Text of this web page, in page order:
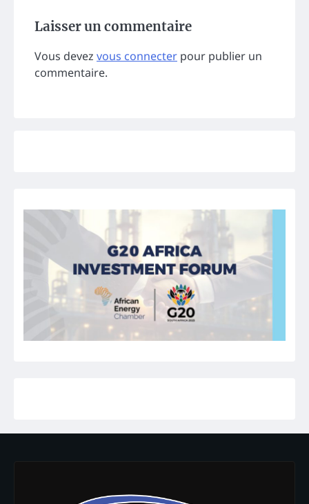
Laisser un commentaire
Vous devez vous connecter pour publier un
commentaire.